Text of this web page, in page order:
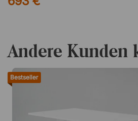
Andere Kunden
Bestseller